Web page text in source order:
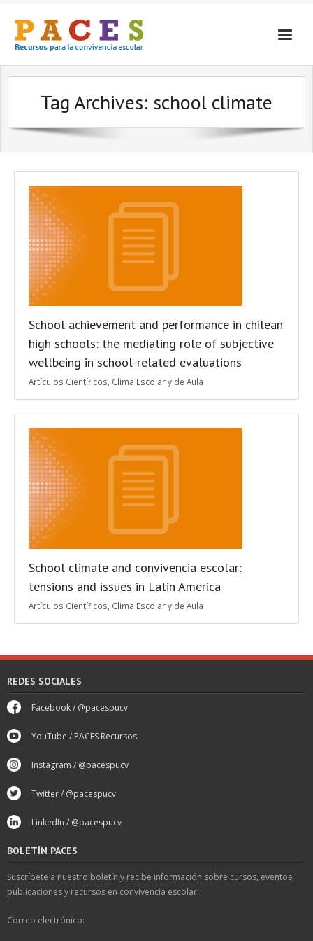
Inicio
¿Qué es PACES Recursos?
Por Temática
Contacto
Tag Archives: school climate
School achievement and performance in chilean
high schools: the mediating role of subjective
wellbeing in school-related evaluations
Artículos Científicos Clima Escolar y de Aula
School climate and convivencia escolar:
tensions and issues in Latin America
Artículos Científicos Clima Escolar y de Aula
REDES SOCIALES
Facebook / @pacespucv
YouTube / PACES Recursos
Instagram / @pacespucv
Twitter / @pacespucv
LinkedIn / @pacespucv
BOLETÍN PACES
Suscríbete a nuestro boletín y recibe información sobre cursos, eventos,
publicaciones y recursos en convivencia escolar.
Correo electrónico: